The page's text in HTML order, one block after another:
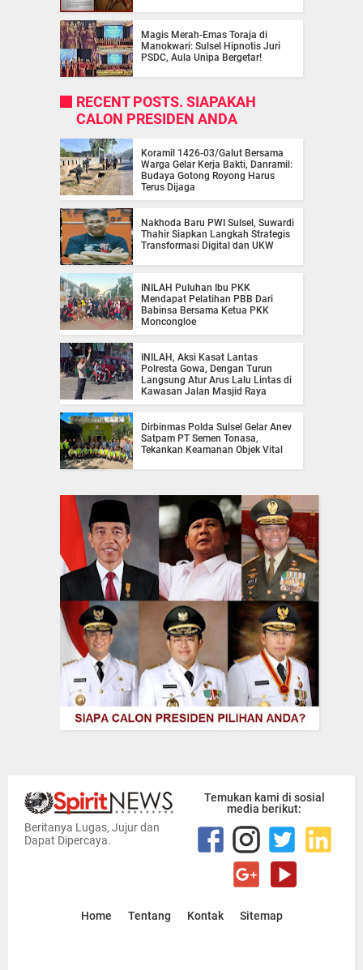
Magis Merah-Emas Toraja di
Manokwari: Sulsel Hipnotis Juri
PSDC, Aula Unipa Bergetar!
RECENT POSTS. SIAPAKAH
CALON PRESIDEN ANDA
Koramil 1426-03/Galut Bersama
Warga Gelar Kerja Bakti, Danramil:
Budaya Gotong Royong Harus
Terus Dijaga
Nakhoda Baru PWI Sulsel, Suwardi
Thahir Siapkan Langkah Strategis
Transformasi Digital dan UKW
INILAH Puluhan Ibu PKK
Mendapat Pelatihan PBB Dari
Babinsa Bersama Ketua PKK
Moncongloe
INILAH, Aksi Kasat Lantas
Polresta Gowa, Dengan Turun
Langsung Atur Arus Lalu Lintas di
Kawasan Jalan Masjid Raya
Dirbinmas Polda Sulsel Gelar Anev
Satpam PT Semen Tonasa,
Tekankan Keamanan Objek Vital
Beritanya Lugas, Jujur dan
Dapat Dipercaya.
Temukan kami di sosial
media berikut:
Home Tentang Kontak Sitemap